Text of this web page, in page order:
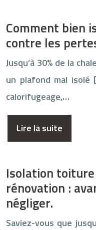
Comment bien
contre les
Jusqu’à 30% de la
un plafond mal isolé
calorifugeage,…
Lire la suite
Isolation
rénovation :
négliger.
Saviez-vous que